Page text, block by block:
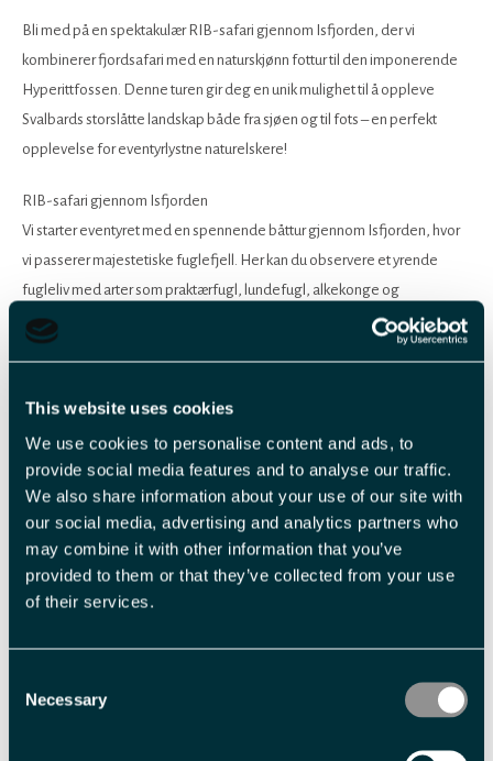
This website uses cookies
We use cookies to personalise content and ads, to
provide social media features and to analyse our traffic.
We also share information about your use of our site with
our social media, advertising and analytics partners who
may combine it with other information that you’ve
provided to them or that they’ve collected from your use
of their services.
Selection
Necessary
Bli med på en spektakulær RIB-safari gjennom Isfjorden, der vi
kombinerer fjordsafari med en naturskjønn fottur til den imponerende
Hyperittfossen. Denne turen gir deg en unik mulighet til å oppleve
Svalbards storslåtte landskap både fra sjøen og til fots – en perfekt
opplevelse for eventyrlystne naturelskere!
RIB-safari gjennom Isfjorden
Vi starter eventyret med en spennende båttur gjennom Isfjorden, hvor
vi passerer majestetiske fuglefjell. Her kan du observere et yrende
fugleliv med arter som praktærfugl, lundefugl, alkekonge og
polarlomvi, som hekker i de bratte klippene i sommermånedene. Og
hold øynene oppe for sel, hval og hvalross.
Fottur til Hyperittfossen
av unike geologiske formasjoner og dramatiske
Les mer
3